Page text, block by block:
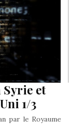
Syrie et
1/3
par le Royaume